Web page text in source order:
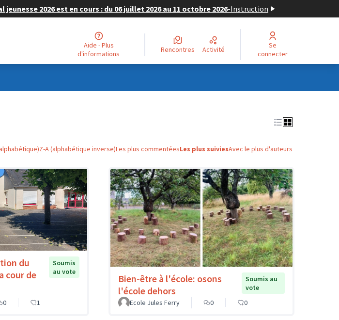
2026 est en cours : du 06 juillet 2026 au 11 octobre 2026-Instruction
Aide - Plus
d'informations
Rencontres Activité
Se
connecter
Z-A (alphabétique inverse)Les plus commentéesLes plus suiviesAvec le plus d'auteurs
du
cour de
Soumis
au vote
0 1
Bien-être à l'école: osons
l'école dehors
Soumis au
vote
Ecole Jules Ferry
0 0